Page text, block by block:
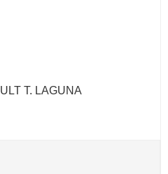
T. LAGUNA